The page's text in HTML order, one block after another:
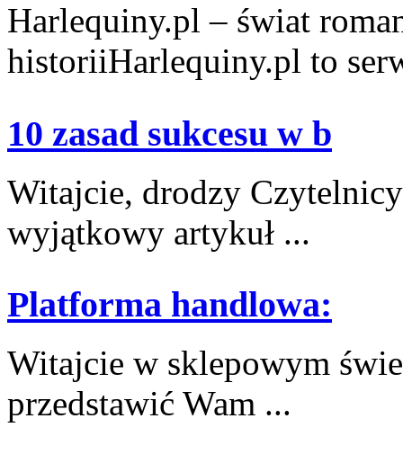
Harlequiny.pl – świat
historiiHarlequiny.pl to
10 zasad sukcesu w b
Witajcie, drodzy
wyjątkowy artykuł ...
Platforma handlowa:
Witajcie w sklepowym
przedstawić Wam⁢ ...